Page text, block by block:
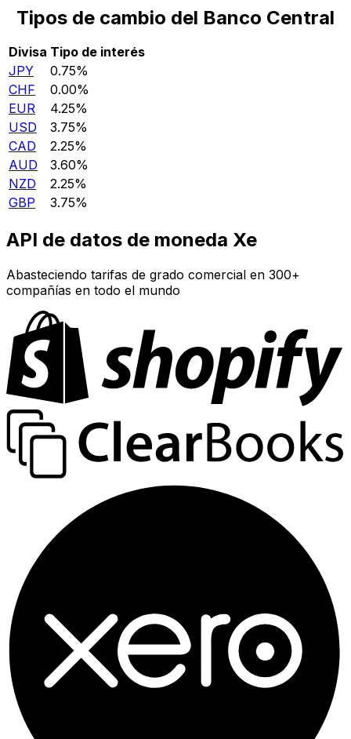
Tipos de cambio del Banco Central
Divisa Tipo de interés
JPY
0.75%
CHF
0.00%
EUR
4.25%
USD
3.75%
CAD
2.25%
AUD
3.60%
NZD
2.25%
GBP
3.75%
API de datos de moneda Xe
Abasteciendo tarifas de grado comercial en 300+
compañías en todo el mundo